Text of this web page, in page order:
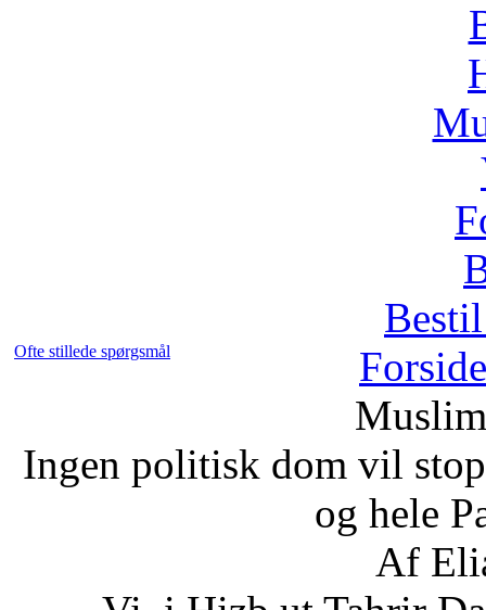
Ofte stillede spørgsmål
Forside
Ingen politisk dom vil
og hele
Af